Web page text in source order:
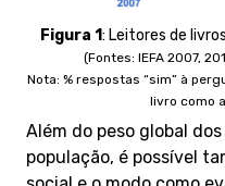
Figura 1: Leitores de
(Fontes: IEFA 2007,
Nota: % respostas “sim” à
livro como
Além do peso global
população, é possível